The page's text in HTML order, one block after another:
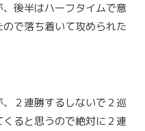
後半はハーフタイムで意
で落ち着いて攻められた
２連勝するしないで２巡
ると思うので絶対に２連